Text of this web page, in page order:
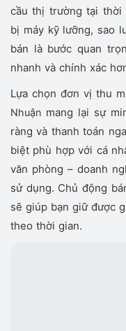
cầu thị trường tại thời
bị máy kỹ lưỡng, sao
bán là bước quan
nhanh và chính xác
Lựa chọn đơn vị thu
Nhuận mang lại sự
ràng và thanh toán
biệt phù hợp với cá
văn phòng – doanh
sử dụng. Chủ động
sẽ giúp bạn giữ được
theo thời gian.